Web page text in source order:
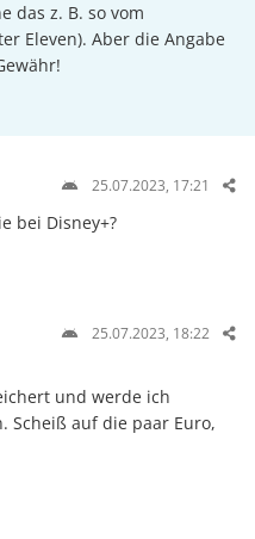
das z. B. so vom
Eleven). Aber die Angabe
25.07.2023, 17:21
bei Disney+?
25.07.2023, 18:22
und werde ich
Scheiß auf die paar Euro,